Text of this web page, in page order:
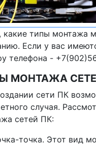
какие типы монтажа
Если у вас
телефона -
МОНТАЖА
сети ПК
случая.
сетей ПК:
точка. Этот вид